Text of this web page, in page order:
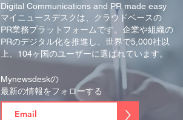
Digital Communications and PR made easy
マイニュースデスクは、クラウドベースの
PR業務プラットフォームです。 企業や組織の
PRのデジタル化を推進し、 世界で5,000社以
上、104ヶ国のユーザーに選ばれています。
Mynewsdeskの
最新の情報をフォローする
>